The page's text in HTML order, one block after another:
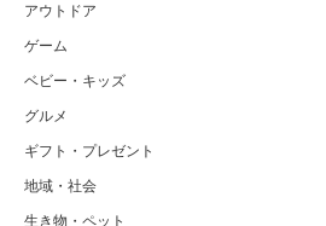
アウトドア
ゲーム
ベビー・キッズ
グルメ
ギフト・プレゼント
地域・社会
生き物・ペット